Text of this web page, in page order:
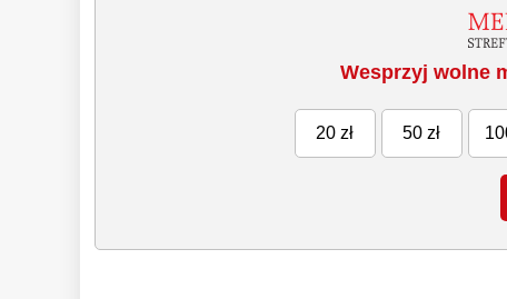
Wesprzyj wolne
20 zł 50 zł